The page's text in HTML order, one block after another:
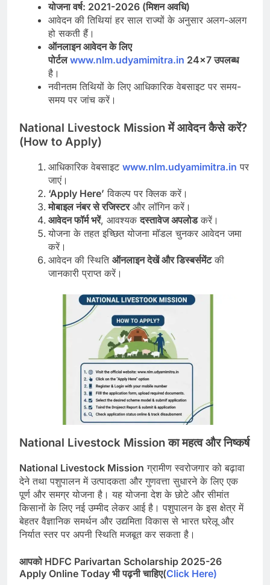
योजना वर्ष: 2021-2026 (मिशन अवधि)
आवेदन की तिथियां हर साल राज्यों के अनुसार अलग-अलग
हो सकती हैं।
ऑनलाइन आवेदन के लिए
पोर्टल www.nlm.udyamimitra.in 24×7उपलब्ध
है।
नवीनतम तिथियों के लिए आधिकारिक वेबसाइट पर समय-
समय पर जांच करें।
National Livestock Missionमें आवेदन कैसे करें?
(How to Apply)
आधिकारिक वेबसाइट www.nlm.udyamimitra.in पर
जाएं।
‘Apply Here’ विकल्प पर क्लिक करें।
मोबाइल नंबर से रजिस्टरऔर लॉगिन करें।
आवेदन फॉर्म भरें, आवश्यकदस्तावेज अपलोडकरें।
योजना के तहत इच्छित योजना मॉडल चुनकर आवेदन जमा
करें।
आवेदन की स्थिति ऑनलाइन देखें और डिस्बर्समेंटकी
जानकारी प्राप्त करें।
National Livestock Missionका महत्व और निष्कर्ष
National Livestock Mission ग्रामीण स्वरोजगार को बढ़ावा
देने तथा पशुपालन में उत्पादकता और गुणवत्ता सुधारने के लिए एक
पूर्ण और समग्र योजना है। यह योजना देश के छोटे और सीमांत
किसानों के लिए नई उम्मीद लेकर आई है। पशुपालन के इस क्षेत्र में
बेहतर वैज्ञानिक समर्थन और उद्यमिता विकास से भारत घरेलू और
निर्यात स्तर पर अपनी स्थिति मजबूत कर सकता है।
आपको HDFC Parivartan Scholarship 2025-26
Apply Online Today भी पढ़नी चाहिए(Click Here)